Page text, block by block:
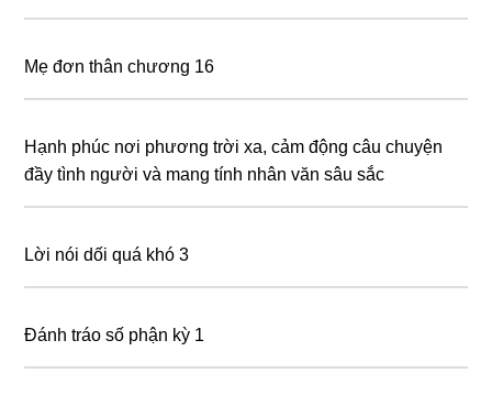
Mẹ đơn thân chương 16
Hạnh phúc nơi phương trời xa, cảm động câu chuyện
đầy tình người và mang tính nhân văn sâu sắc
Lời nói dối quá khó 3
Đánh tráo số phận kỳ 1